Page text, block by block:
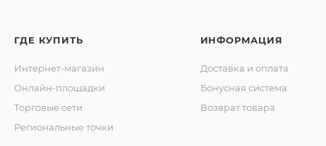
ГДЕ КУПИТЬ
Интернет-магазин
Онлайн-площадки
Торговые сети
Региональные точки
ИНФОРМАЦИЯ
Доставка и оплата
Бонусная система
Возврат товара